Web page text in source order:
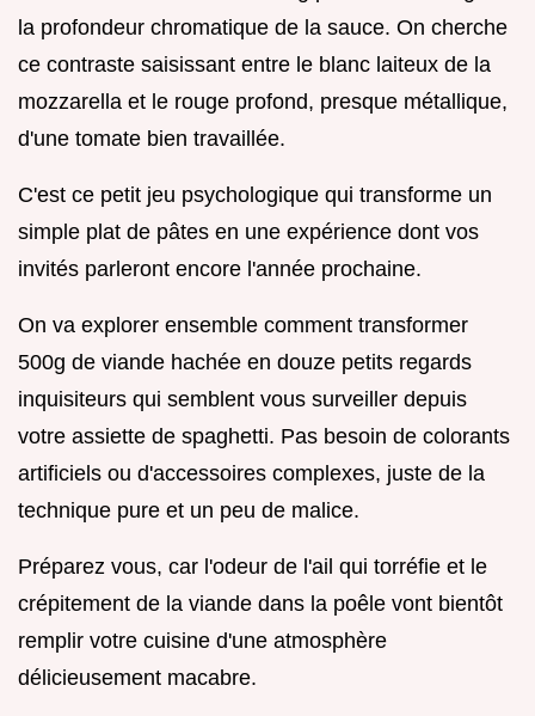
la profondeur chromatique de la sauce. On cherche
ce contraste saisissant entre le blanc laiteux de la
mozzarella et le rouge profond, presque métallique,
d'une tomate bien travaillée.
C'est ce petit jeu psychologique qui transforme un
simple plat de pâtes en une expérience dont vos
invités parleront encore l'année prochaine.
On va explorer ensemble comment transformer
500g de viande hachée en douze petits regards
inquisiteurs qui semblent vous surveiller depuis
votre assiette de spaghetti. Pas besoin de colorants
artificiels ou d'accessoires complexes, juste de la
technique pure et un peu de malice.
Préparez vous, car l'odeur de l'ail qui torréfie et le
crépitement de la viande dans la poêle vont bientôt
remplir votre cuisine d'une atmosphère
délicieusement macabre.